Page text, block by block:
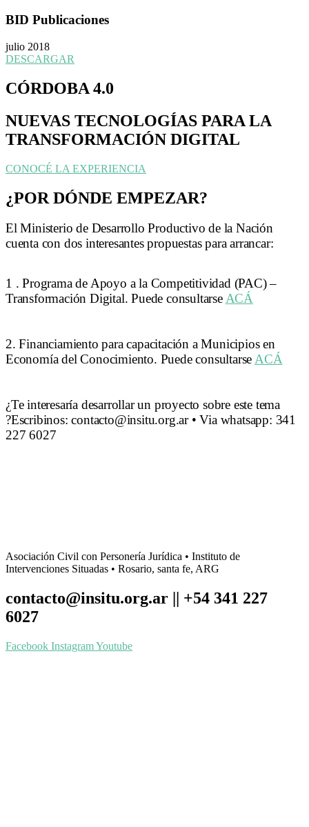
BID Publicaciones
julio 2018
DESCARGAR
CÓRDOBA 4.0
NUEVAS TECNOLOGÍAS PARA LA
TRANSFORMACIÓN DIGITAL
CONOCÉ LA EXPERIENCIA
¿POR DÓNDE EMPEZAR?
El Ministerio de Desarrollo Productivo de la Nación
cuenta con dos interesantes propuestas para arrancar:
1 . Programa de Apoyo a la Competitividad (PAC) –
Transformación Digital. Puede consultarseACÁ
2. Financiamiento para capacitación a Municipios en
Economía del Conocimiento. Puede consultarseACÁ
¿Te interesaría desarrollar un proyecto sobre este tema
?Escribinos: contacto@insitu.org.ar • Via whatsapp: 341
227 6027
Asociación Civil con Personería Jurídica • Instituto de
Intervenciones Situadas • Rosario, santa fe, ARG
contacto@insitu.org.ar || +54 341 227
6027
Facebook InstagramYoutube